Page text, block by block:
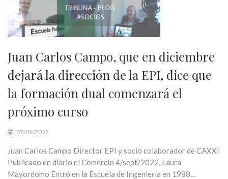
Juan Carlos Campo, que en diciembre
dejará la dirección de la EPI, dice que
la formación dual comenzará el
próximo curso
07/09/2022
Juan Carlos Campo Director EPI y socio colaborador de CAXXI
Publicado en diario el Comercio 4/sept/2022, Laura
Mayordomo Entró en la Escuela de Ingeniería en 1988…